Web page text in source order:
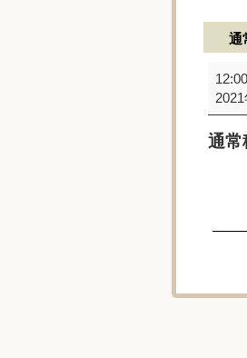
通
通
常
時
通